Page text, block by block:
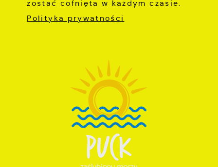
zostać cofnięta w każdym czasie.
Polityka prywatności